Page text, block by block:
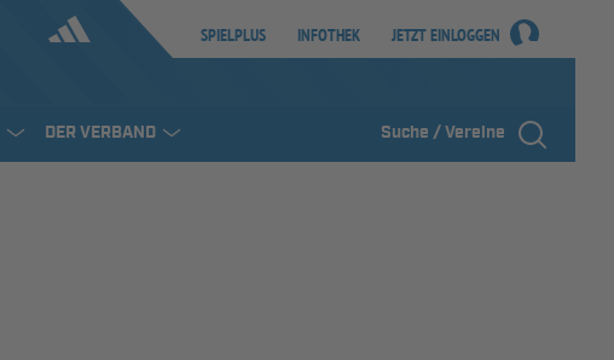
SPIELPLUS INFOTHEK JETZT EINLOGGEN
DER VERBAND Suche / Vereine